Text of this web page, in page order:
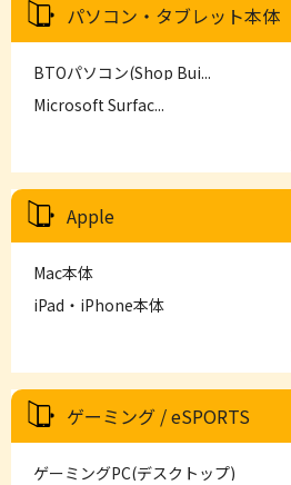
パソコン・タブレット本体
BTOパソコン(Shop Bui...
Microsoft Surfac...
Apple
Mac本体
iPad・iPhone本体
ゲーミング / eSPORTS
ゲーミングPC(デスクトップ)